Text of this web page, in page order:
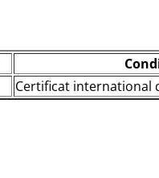
Certificat international